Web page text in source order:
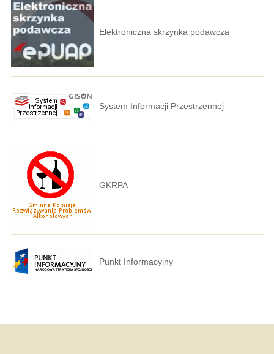
Elektroniczna skrzynka podawcza
System Informacji Przestrzennej
GKRPA
Punkt Informacyjny